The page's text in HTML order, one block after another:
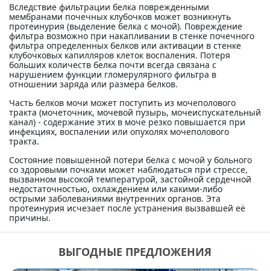
Вследствие фильтрации белка поврежденными
мембранами почечных клубочков может возникнуть
протеинурия (выделение белка с мочой). Повреждение
фильтра возможно при накапливании в стенке почечного
фильтра определенных белков или активации в стенке
клубочковых капилляров клеток воспаления. Потеря
больших количеств белка почти всегда связана с
нарушением функции гломерулярного фильтра в
отношении заряда или размера белков.
Часть белков мочи может поступить из мочеполового
тракта (мочеточник, мочевой пузырь, мочеиспускательный
канал) - содержание этих в моче резко повышается при
инфекциях, воспалении или опухолях мочеполового
тракта.
Состояние повышенной потери белка с мочой у больного
со здоровыми почками может наблюдаться при стрессе,
вызванном высокой температурой, застойной сердечной
недостаточностью, охлаждением или какими-либо
острыми заболеваниями внутренних органов. Эта
протеинурия исчезает после устранения вызвавшей её
причины.
ВЫГОДНЫЕ ПРЕДЛОЖЕНИЯ